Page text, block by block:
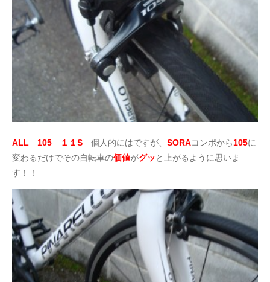
ALL 105 １１S 個人的にはですが、 SORAコンポから105に
変わるだけでその自転車の価値がグッと上がるように思いま
す！！